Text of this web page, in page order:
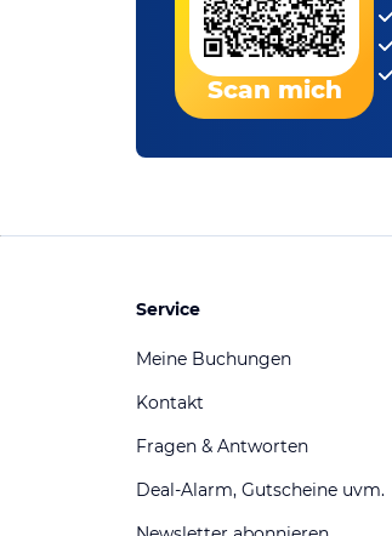
Scan mich
Service
Meine Buchungen
Kontakt
Fragen & Antworten
Deal-Alarm, Gutscheine uvm.